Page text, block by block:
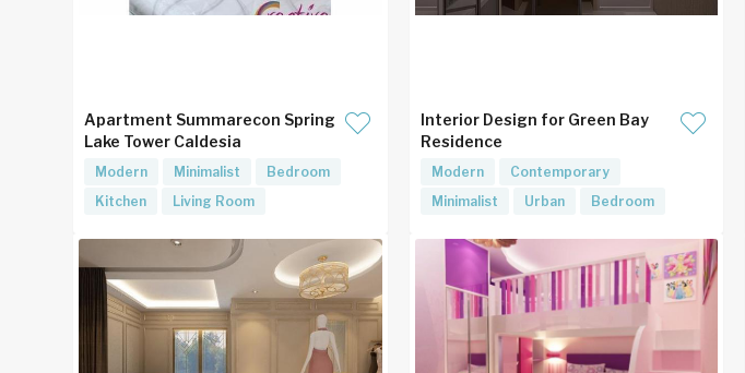
Apartment Summarecon Spring
Lake Tower Caldesia
Modern Minimalist
Bedroom
Kitchen
Living Room
Interior Design for Green Bay
Residence
Modern
Contemporary
Minimalist
Urban Bedroom